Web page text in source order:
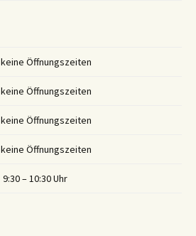
keine Öffnungszeiten
keine Öffnungszeiten
keine Öffnungszeiten
keine Öffnungszeiten
9:30 – 10:30 Uhr